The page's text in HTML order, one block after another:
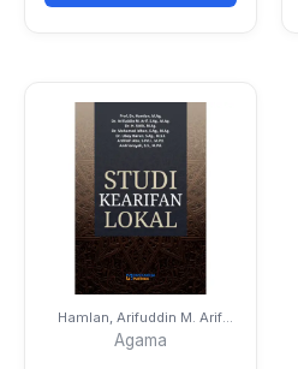
Hamlan, Arifuddin M. Arif,
Sidik, Mohamad Idhan,
Ubay Harun, Ardillah Abu,
Agama